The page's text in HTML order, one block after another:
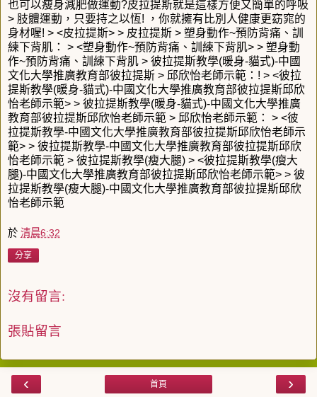
也可以瘦身減肥做運動?皮拉提斯就是這樣方便又簡單的呼吸
> 肢體運動，只要持之以恆! ，你就擁有比別人健康更窈窕的
身材喔! > <皮拉提斯> > 皮拉提斯 > 塑身動作~預防背痛、訓
練下背肌： > <塑身動作~預防背痛、訓練下背肌> > 塑身動
作~預防背痛、訓練下背肌 > 彼拉提斯教學(暖身-貓式)-中國
文化大學推廣教育部彼拉提斯 > 邱欣怡老師示範：! > <彼拉
提斯教學(暖身-貓式)-中國文化大學推廣教育部彼拉提斯邱欣
怡老師示範> > 彼拉提斯教學(暖身-貓式)-中國文化大學推廣
教育部彼拉提斯邱欣怡老師示範 > 邱欣怡老師示範： > <彼
拉提斯教學-中國文化大學推廣教育部彼拉提斯邱欣怡老師示
範> > 彼拉提斯教學-中國文化大學推廣教育部彼拉提斯邱欣
怡老師示範 > 彼拉提斯教學(瘦大腿) > <彼拉提斯教學(瘦大
腿)-中國文化大學推廣教育部彼拉提斯邱欣怡老師示範> > 彼
拉提斯教學(瘦大腿)-中國文化大學推廣教育部彼拉提斯邱欣
怡老師示範
於 清晨6:32
分享
沒有留言:
張貼留言
‹ ›
首頁